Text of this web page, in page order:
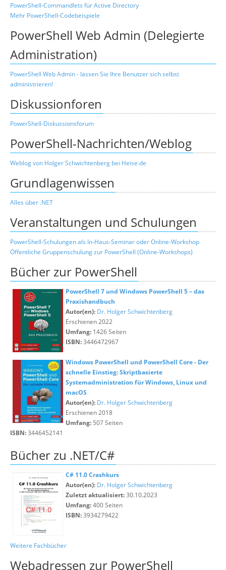
PowerShell-Commandlets für Active Directory
Mehr PowerShell-Codebeispiele
PowerShell Web Admin (Delegierte
Administration)
PowerShell Web Admin - lassen Sie Ihre Benutzer sich selbst
administrieren!
Diskussionforen
PowerShell-Diskussionsforum
PowerShell-Nachrichten/Weblog
Weblog von Holger Schwichtenberg bei Heise.de
Grundlagenwissen
Alles über .NET
Veranstaltungen und Schulungen
PowerShell-Schulungen als In-Haus-Seminar oder Online-Workshop
Öffentliche Gruppenschulung zur PowerShell (Online-Workshops)
Bücher zur PowerShell
PowerShell 7 und Windows PowerShell 5 – das
Praxishandbuch
Autor(en): Dr. Holger Schwichtenberg
Erschienen 2022
Umfang: 1426 Seiten
ISBN:3446472967
Windows PowerShell und PowerShell Core - Der
schnelle Einstieg: Skriptbasierte
Systemadministration für Windows, Linux und
macOS
Autor(en): Dr. Holger Schwichtenberg
Erschienen 2018
Umfang: 507 Seiten
ISBN:3446452141
Bücher zu .NET/C#
C# 11.0 Crashkurs
Autor(en): Dr. Holger Schwichtenberg
Zuletzt aktualisiert:30.10.2023
Umfang:400 Seiten
ISBN:3934279422
Weitere Fachbücher
Webadressen zur PowerShell